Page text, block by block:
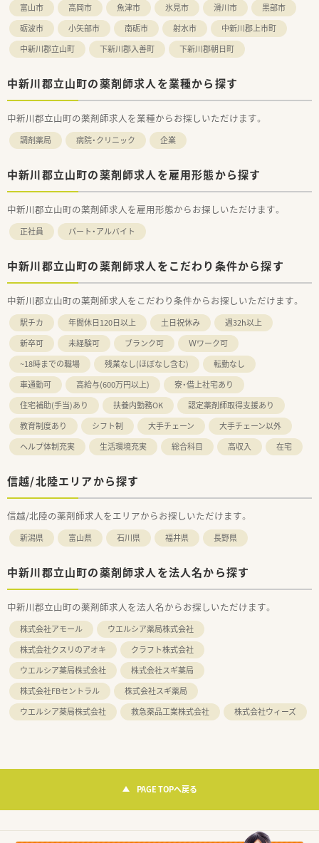
富山市 高岡市 魚津市 氷見市 滑川市
黒部市
砺波市
小矢部市 南砺市 射水市
中新川郡上市町
中新川郡立山町
下新川郡入善町 下新川郡朝日町
中新川郡立山町の薬剤師求人を業種から探す
中新川郡立山町の薬剤師求人を業種からお探しいただけます。
調剤薬局 病院・クリニック 企業
中新川郡立山町の薬剤師求人を雇用形態から探す
中新川郡立山町の薬剤師求人を雇用形態からお探しいただけます。
正社員 パート・アルバイト
中新川郡立山町の薬剤師求人をこだわり条件から探す
中新川郡立山町の薬剤師求人をこだわり条件からお探しいただけます。
駅チカ 年間休日120日以上 土日祝休み
週32h以上
新卒可
未経験可 ブランク可
Ｗワーク可
~18時までの職場
残業なし(ほぼなし含む)
転勤なし
車通勤可
高給与(600万円以上)
寮・借上社宅あり
住宅補助(手当)あり
扶養内勤務OK
認定薬剤師取得支援あり
教育制度あり
シフト制 大手チェーン
大手チェーン以外
ヘルプ体制充実
生活環境充実 総合科目 高収入 在宅
信越/北陸エリアから探す
信越/北陸の薬剤師求人をエリアからお探しいただけます。
新潟県 富山県 石川県 福井県 長野県
中新川郡立山町の薬剤師求人を法人名から探す
中新川郡立山町の薬剤師求人を法人名からお探しいただけます。
株式会社アモール
ウエルシア薬局株式会社
株式会社クスリのアオキ
クラフト株式会社
ウエルシア薬局株式会社
株式会社スギ薬局
株式会社FBセントラル
株式会社スギ薬局
ウエルシア薬局株式会社
救急薬品工業株式会社 株式会社ウィーズ
PAGE TOPへ戻る